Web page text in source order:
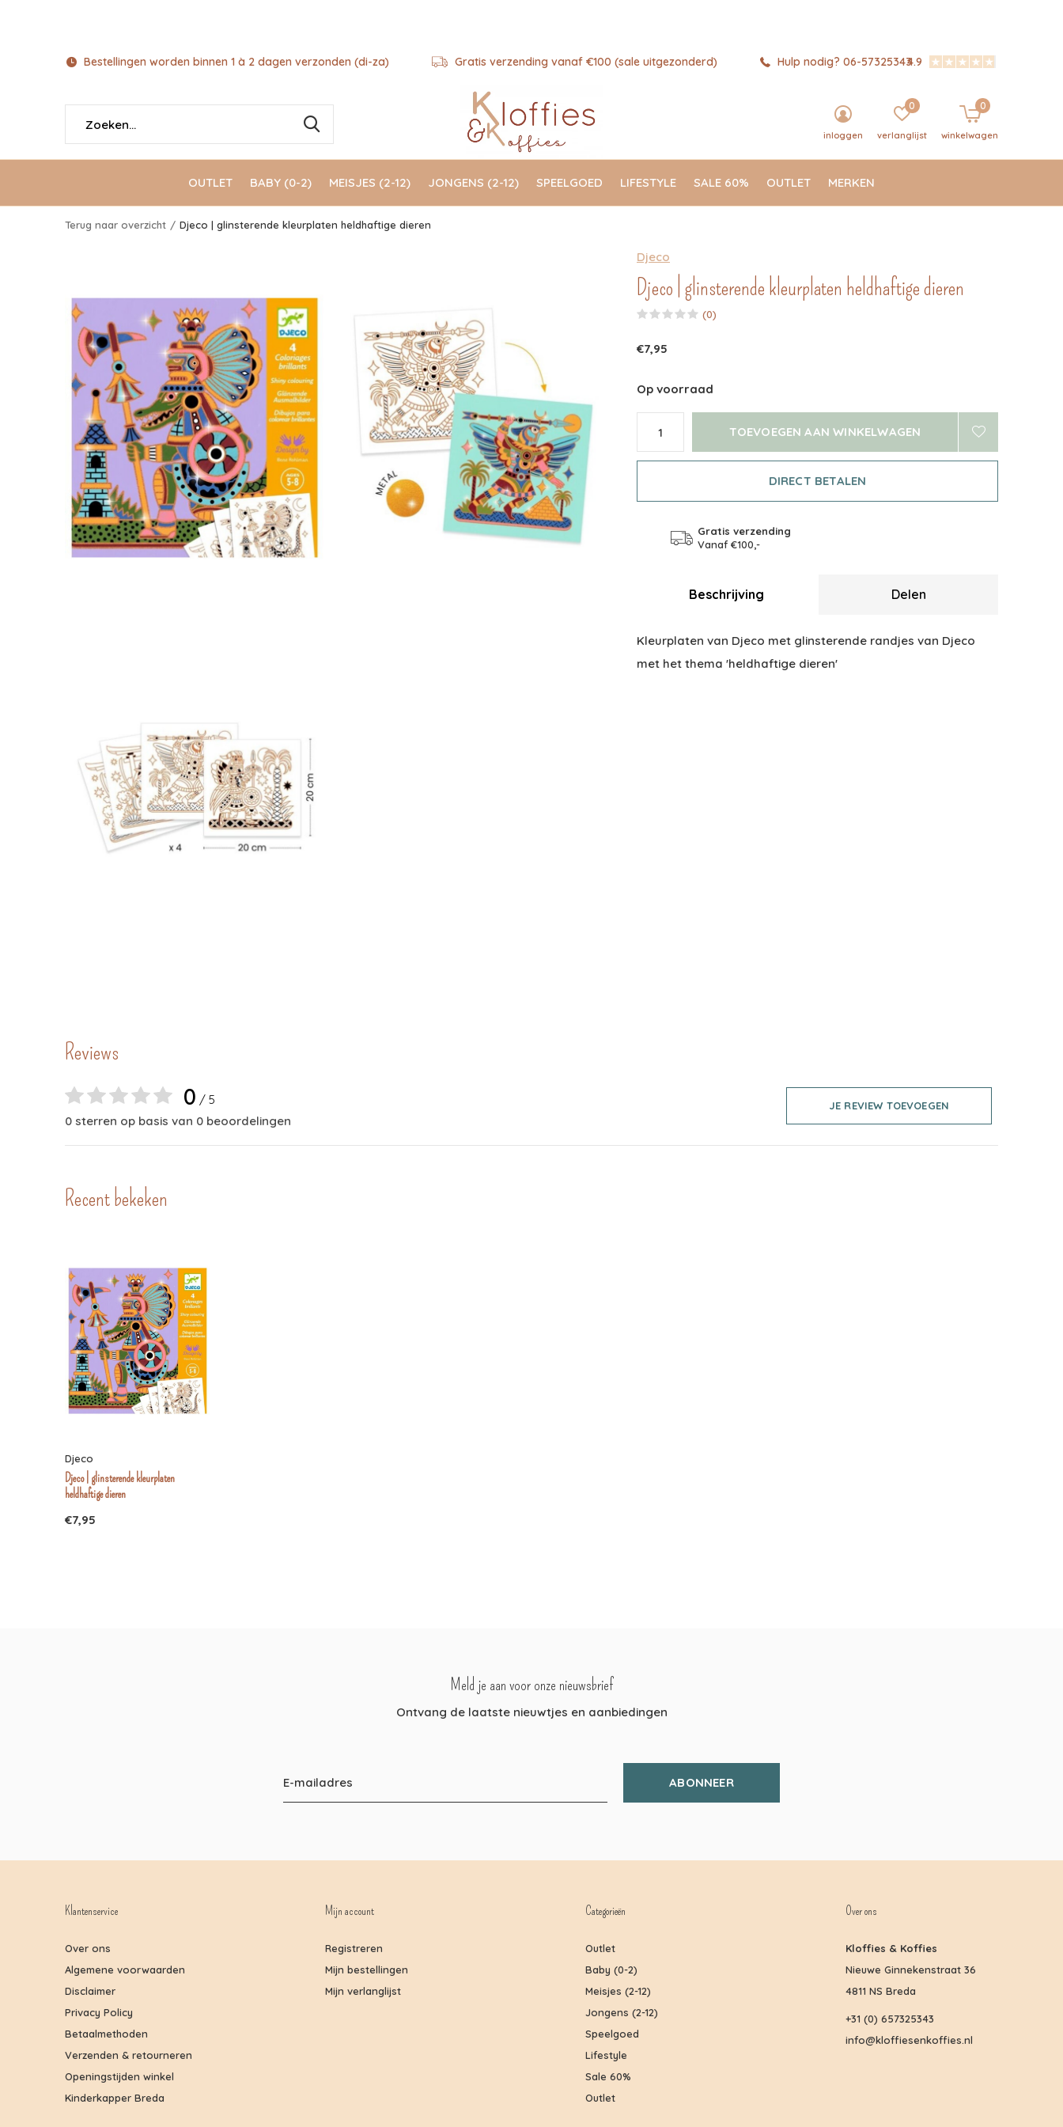
OUTLET BABY (0-2) MEISJES (2-12) JONGENS (2-12) SPEELGOED LIFESTYLE SALE 60% OUTLET MERKEN
inloggen verlanglijst
0
winkelwagen
0
Bestellingen worden binnen 1 à 2 dagen verzonden (di-za) Gratis verzending vanaf €100 (sale uitgezonderd) Hulp nodig? 06-573253434.9
Terug naar overzicht Djeco | glinsterende kleurplaten heldhaftige dieren
Djeco
Djeco | glinsterende kleurplaten heldhaftige dieren
(0)
€7,95
Op voorraad
TOEVOEGEN AAN WINKELWAGEN
DIRECT BETALEN
Gratis verzending
Vanaf €100,-
Beschrijving Delen
Kleurplaten van Djeco met glinsterende randjes van Djeco
met het thema 'heldhaftige dieren'
Reviews
0 / 5
0 sterren op basis van 0 beoordelingen
JE REVIEW TOEVOEGEN
Recent bekeken
Djeco
Djeco | glinsterende kleurplaten
heldhaftige dieren
€7,95
Meld je aan voor onze nieuwsbrief
Ontvang de laatste nieuwtjes en aanbiedingen
ABONNEER
Klantenservice
Over ons
Algemene voorwaarden
Disclaimer
Privacy Policy
Betaalmethoden
Verzenden & retourneren
Openingstijden winkel
Kinderkapper Breda
Mijn account
Registreren
Mijn bestellingen
Mijn verlanglijst
Categorieën
Outlet
Baby (0-2)
Meisjes (2-12)
Jongens (2-12)
Speelgoed
Lifestyle
Sale 60%
Outlet
Over ons
Kloffies & Koffies
Nieuwe Ginnekenstraat 36
4811 NS Breda
+31 (0) 657325343
info@kloffiesenkoffies.nl